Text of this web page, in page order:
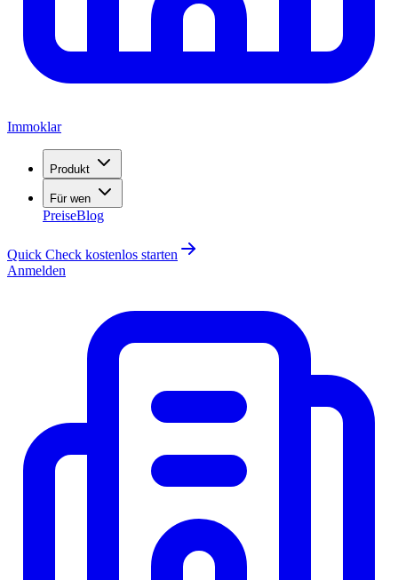
Immoklar
Produkt
Für wen
PreiseBlog
Quick Check kostenlos starten
Anmelden